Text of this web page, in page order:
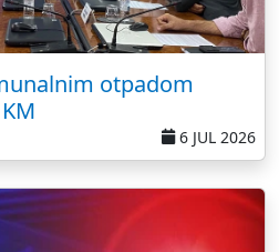
otpadom
6 JUL 2026